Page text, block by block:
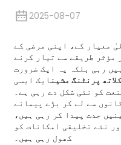
2025-08-07
معیار کے، اپنی مرضی کے
مؤثر طریقے سے تیار کرنے
رہی بلکہ یہ ایک ضرورت
کلاتھ پرنٹنگ مشینایک ایسی
کو نئی شکل دے رہی ہے۔
سے لے کر بڑے پیمانے
جدت پیدا کر رہی ہیں،
نئے تخلیقی امکانات کو
کھول رہی ہیں۔